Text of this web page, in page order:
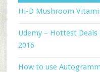
Hi-D Mushroom
Udemy – Hottest Deals
2016
How to use